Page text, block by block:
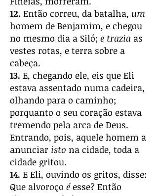
12. Então correu, da batalha, um
homem de Benjamim, e chegou
no mesmo dia a Siló; e trazia as
vestes rotas, e terra sobre a
cabeça.
13. E, chegando ele, eis que Eli
estava assentado numa cadeira,
olhando para o caminho;
porquanto o seu coração estava
tremendo pela arca de Deus.
Entrando, pois, aquele homem a
anunciar isto na cidade, toda a
cidade gritou.
14. E Eli, ouvindo os gritos, disse:
Que alvoroço éesse? Então